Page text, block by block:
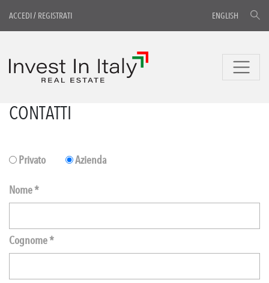
ACCEDI/ REGISTRATI ENGLISH
CONTATTI
Privato Azienda
Nome *
Cognome *